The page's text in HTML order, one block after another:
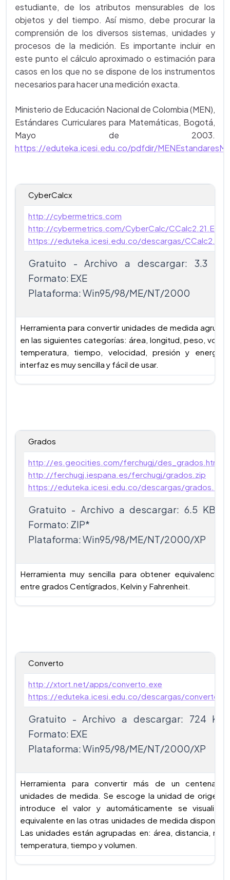
estudiante, de los atributos mensurables de los
objetos y del tiempo. Así mismo, debe procurar la
comprensión de los diversos sistemas, unidades y
procesos de la medición. Es importante incluir en
este punto el cálculo aproximado o estimación para
casos en los que no se dispone de los instrumentos
necesarios para hacer una medición exacta.
Ministerio de Educación Nacional de Colombia (MEN),
Estándares Curriculares para Matemáticas, Bogotá,
Mayo de 2003.
https://eduteka.icesi.edu.co/pdfdir/
CyberCalcx
http://cybermetrics.com
http://cybermetrics.com/CyberCalc/CCalc2.21.EXE
https://eduteka.icesi.edu.co/descargas/
Gratuito - Archivo a descargar: 3.3
Formato: EXE
Plataforma: Win95/98/ME/NT/2000
Herramienta para convertir unidades de medida
en las siguientes categorías: área, longitud, peso,
temperatura, tiempo, velocidad, presión y energía.
interfaz es muy sencilla y fácil de usar.
Grados
http://es.geocities.com/ferchugj/des_grados.html
http://ferchugj.iespana.es/ferchugj/grados.zip
https://eduteka.icesi.edu.co/descargas/grados.zip
Gratuito - Archivo a descargar: 6.5 KB -
Formato: ZIP*
Plataforma: Win95/98/ME/NT/2000/XP
Herramienta muy sencilla para obtener equivalencias
entre grados Centígrados, Kelvin y Fahrenheit.
Converto
http://xtort.net/apps/converto.exe
https://eduteka.icesi.edu.co/descargas/
Gratuito - Archivo a descargar: 724
Formato: EXE
Plataforma: Win95/98/ME/NT/2000/XP
Herramienta para convertir más de un centenar
unidades de medida. Se escoge la unidad de origen,
introduce el valor y automáticamente se visualiza
equivalente en las otras unidades de medida
Las unidades están agrupadas en: área, distancia,
temperatura, tiempo y volumen.